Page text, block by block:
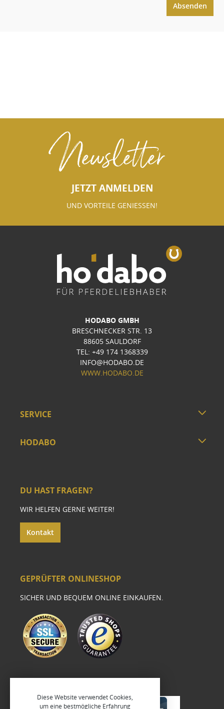
Absenden
Newsletter
JETZT ANMELDEN
UND VORTEILE GENIESSEN!
HODABO GMBH
BRESCHNECKER STR. 13
88605 SAULDORF
TEL: +49 174 1368339
INFO@HODABO.DE
WWW.HODABO.DE
SERVICE
HODABO
DU HAST FRAGEN?
WIR HELFEN GERNE WEITER!
Kontakt
GEPRÜFTER ONLINESHOP
SICHER UND BEQUEM ONLINE EINKAUFEN.
Diese Website verwendet Cookies,
um eine bestmögliche Erfahrung